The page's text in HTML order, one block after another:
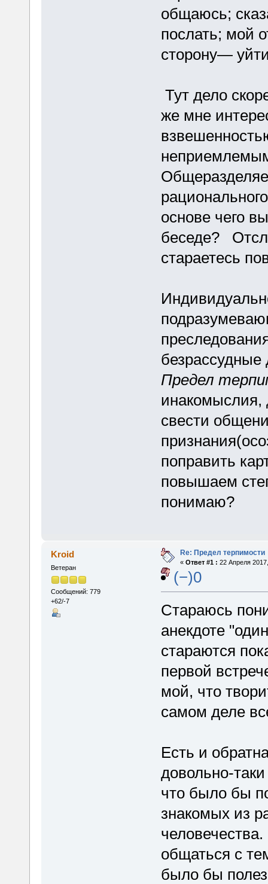
общаюсь;
послать; мой
сторону—
Тут дело
же мне
основе чего
беседе?
стараетесь
Предел
инакомыслия,
свести
поправить
повышаем
понимаю?
Kroid
Ветеран
Сообщений: 779
+62/-7
Re: Предел терпимости
« Ответ #1 : 22 Апреля
(−)0
Стараюсь
анекдоте
стараются
первой
мой, что
самом деле
Есть и
довольно-
что было бы
знакомых из
общаться с
было бы